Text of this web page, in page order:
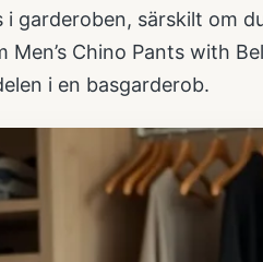
i garderoben, särskilt om
Men’s Chino Pants with
i en basgarderob.